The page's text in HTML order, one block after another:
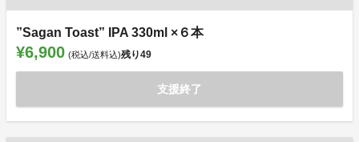
”Sagan Toast” IPA 330ml ×６本
¥6,900 (税込/送料込)残り49
支援終了